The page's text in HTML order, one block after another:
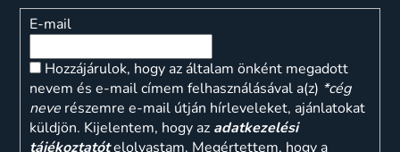
E-mail
Hozzájárulok, hogy az általam önként megadott
nevem és e-mail címem felhasználásával a(z) *cég
neve részemre e-mail útján hírleveleket, ajánlatokat
küldjön. Kijelentem, hogy az adatkezelési
tájékoztatótelolvastam. Megértettem, hogy a